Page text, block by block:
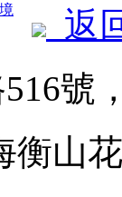
返
號
衡